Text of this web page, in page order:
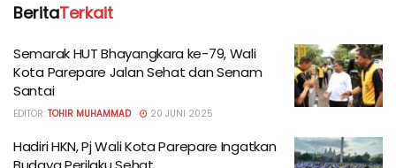
BeritaTerkait
Semarak HUT Bhayangkara ke-79, Wali
Kota Parepare Jalan Sehat dan Senam
Santai
EDITOR: TOHIR MUHAMMAD 20 JUNI 2025
Hadiri HKN, Pj Wali Kota Parepare Ingatkan